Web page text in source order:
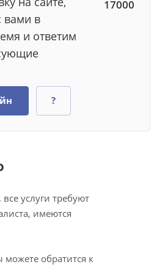
вами в
и ответим
17000
?
услуги требуют
имеются
обратится к